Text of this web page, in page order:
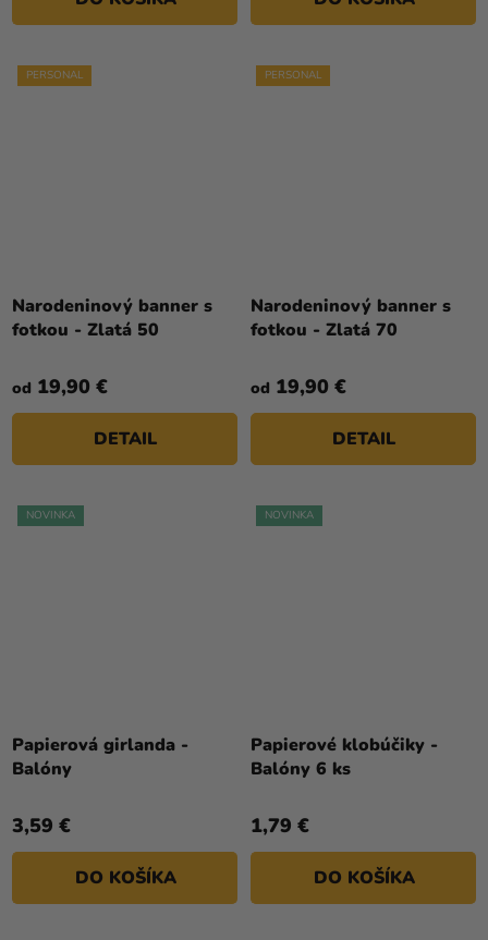
PERSONAL
Narodeninový banner s
fotkou - Zlatá 50
od 19,90 €
DETAIL
PERSONAL
Narodeninový banner s
fotkou - Zlatá 70
od 19,90 €
DETAIL
NOVINKA
Papierová girlanda -
Balóny
3,59 €
DO KOŠÍKA
NOVINKA
Papierové klobúčiky -
Balóny 6 ks
1,79 €
DO KOŠÍKA